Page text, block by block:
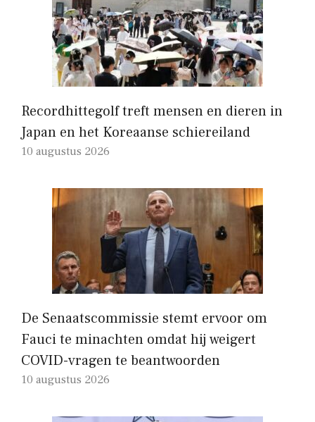
Recordhittegolf treft mensen en dieren in
Japan en het Koreaanse schiereiland
10 augustus 2026
De Senaatscommissie stemt ervoor om
Fauci te minachten omdat hij weigert
COVID-vragen te beantwoorden
10 augustus 2026